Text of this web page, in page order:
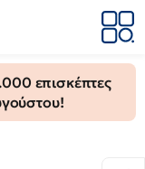
επισκέπτες